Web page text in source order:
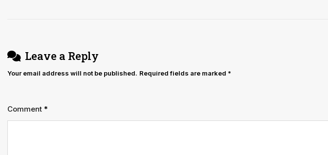
Leave a Reply
Your email address will not be published. Required fields are marked *
Comment *